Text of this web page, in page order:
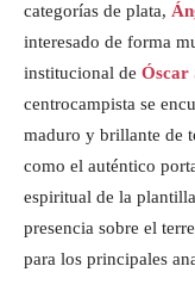
categorías de plata,
interesado de forma
institucional de Óscar
centrocampista se
maduro y brillante de
como el auténtico
espiritual de la
presencia sobre el
para los principales